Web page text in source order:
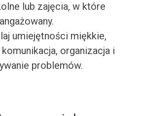
lub zajęcia, w które
umiejętności miękkie,
organizacja i
problemów.